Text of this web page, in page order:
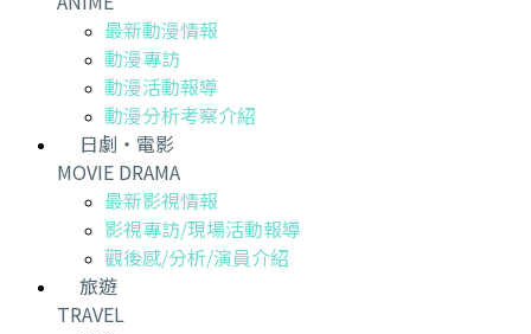
最新動漫情報
動漫專訪
動漫活動報導
動漫分析考察介紹
日劇・電影
MOVIE DRAMA
最新影視情報
影視專訪/現場活動報導
觀後感/分析/演員介紹
旅遊
TRAVEL